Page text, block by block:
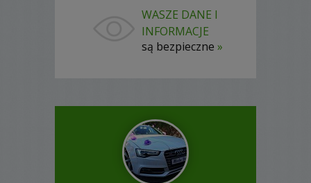
WASZE DANE I
INFORMACJE
są bezpieczne »